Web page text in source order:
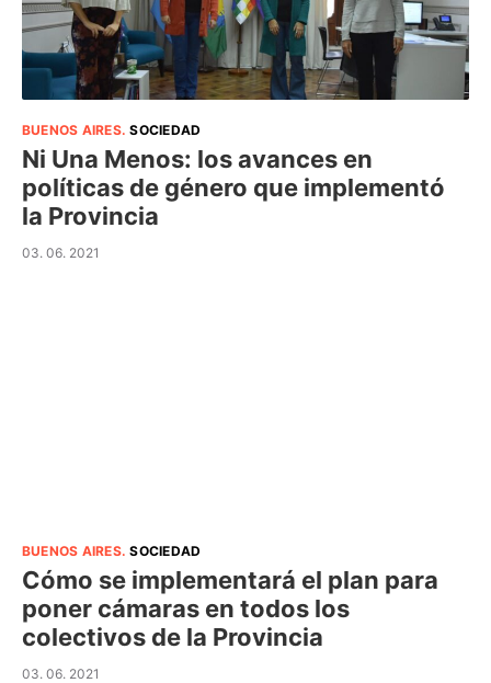
ELECCIONES 2023
BUENOS AIRES.SOCIEDAD
Ni Una Menos: los avances en
políticas de género que implementó
la Provincia
03. 06. 2021
BUENOS AIRES.SOCIEDAD
Cómo se implementará el plan para
poner cámaras en todos los
colectivos de la Provincia
03. 06. 2021